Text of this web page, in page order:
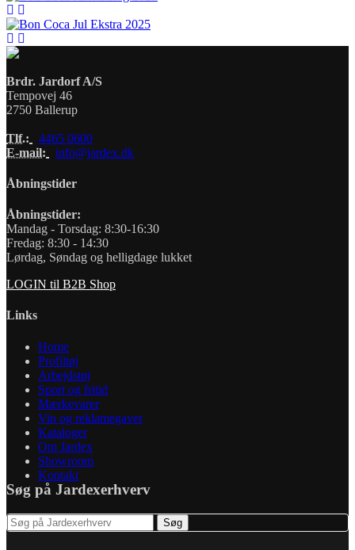
Brdr. Jardorf A/S
Tempovej 46
2750 Ballerup
Tlf.:
4465 0600
E-mail:
info@jardex.dk
Åbningstider
Åbningstider:
Mandag - Torsdag: 8:30-16:30
Fredag: 8:30 - 14:30
Lørdag, Søndag og helligdage lukket
LOGIN til B2B Shop
Links
Home
Profiltøj
Arbejdstøj
Sport og fritid
Mærkevarer
Vin og reklamegaver
Kataloger
Om Jardex
Showroom
Kontakt
Søg på Jardexerhverv